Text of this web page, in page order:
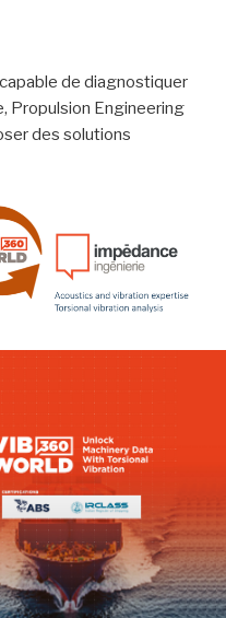
de diagnostiquer
Propulsion Engineering
des solutions